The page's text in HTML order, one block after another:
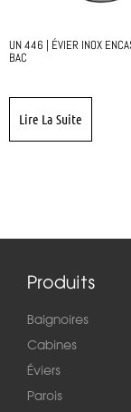
UN 446 | ÉVIER INOX
BAC
Lire La Suite
Produits
Baignoires
Cabines
Éviers
Parois